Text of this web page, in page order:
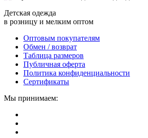
Детская одежда
в розницу и мелким оптом
Оптовым покупателям
Обмен / возврат
Таблица размеров
Публичная оферта
Политика конфиденциальности
Сертификаты
Мы принимаем: